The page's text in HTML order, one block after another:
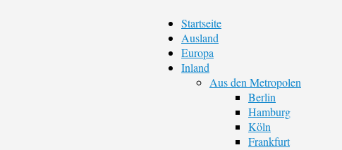
Startseite
Ausland
Europa
Inland
Aus den Metropolen
Berlin
Hamburg
Köln
Frankfurt